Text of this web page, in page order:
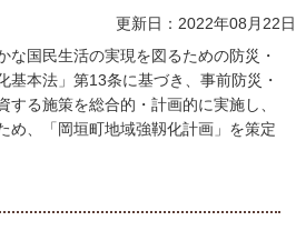
更新日：2022年08月22日
な国民生活の実現を図るための防災・
基本法」第13条に基づき、事前防災・
する施策を総合的・計画的に実施し、
め、「岡垣町地域強靱化計画」を策定